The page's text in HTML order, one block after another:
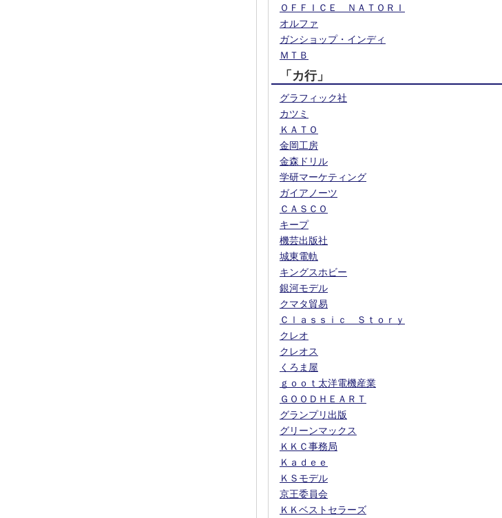
ＯＦＦＩＣＥ ＮＡＴＯＲＩ
オルファ
ガンショップ・インディ
ＭＴＢ
「カ行」
グラフィック社
カツミ
ＫＡＴＯ
金岡工房
金森ドリル
学研マーケティング
ガイアノーツ
ＣＡＳＣＯ
キープ
機芸出版社
城東電軌
キングスホビー
銀河モデル
クマタ貿易
Ｃｌａｓｓｉｃ Ｓｔｏｒｙ
クレオ
クレオス
くろま屋
ｇｏｏｔ太洋電機産業
ＧＯＯＤＨＥＡＲＴ
グランプリ出版
グリーンマックス
ＫＫＣ事務局
Ｋａｄｅｅ
ＫＳモデル
京王委員会
ＫＫベストセラーズ